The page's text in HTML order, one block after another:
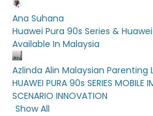
Ana Suhana
Huawei Pura 90s Series &
Available In Malaysia
Azlinda Alin Malaysian Parenting
HUAWEI PURA 90s SERIES MOBILE
SCENARIO INNOVATION
Show All